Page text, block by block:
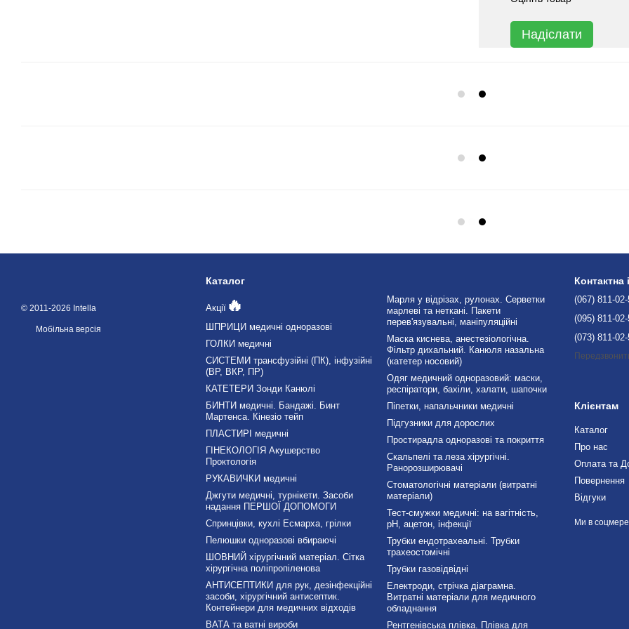
Надіслати
© 2011-2026 Intella
Мобільна версія
Каталог
Акції🔥
ШПРИЦИ медичні одноразові
ГОЛКИ медичні
СИСТЕМИ трансфузійні (ПК), інфузійні
(ВР, ВКР, ПР)
КАТЕТЕРИ Зонди Канюлі
БИНТИ медичні. Бандажі. Бинт
Мартенса. Кінезіо тейп
ПЛАСТИРІ медичні
ГІНЕКОЛОГІЯ Акушерство
Проктологія
РУКАВИЧКИ медичні
Джгути медичні, турнікети. Засоби
надання ПЕРШОЇ ДОПОМОГИ
Спринцівки, кухлі Есмарха, грілки
Пелюшки одноразові вбираючі
ШОВНИЙ хірургічний матеріал. Сітка
хірургічна поліпропіленова
АНТИСЕПТИКИ для рук, дезінфекційні
засоби, хірургічний антисептик.
Контейнери для медичних відходів
ВАТА та ватні вироби
Марля у відрізах, рулонах. Серветки
марлеві та неткані. Пакети
перев'язувальні, маніпуляційні
Маска киснева, анестезіологічна.
Фільтр дихальний. Канюля назальна
(катетер носовий)
Одяг медичний одноразовий: маски,
респіратори, бахіли, халати, шапочки
Піпетки, напальчники медичні
Підгузники для дорослих
Простирадла одноразові та покриття
Скальпелі та леза хірургічні.
Ранорозширювачі
Стоматологічні матеріали (витратні
матеріали)
Тест-смужки медичні: на вагітність,
рН, ацетон, інфекції
Трубки ендотрахеальні. Трубки
трахеостомічні
Трубки газовідвідні
Електроди, стрічка діаграмна.
Витратні матеріали для медичного
обладнання
Рентгенівська плівка. Плівка для
Контактна
(067) 811-
(095) 811-
(073) 811-
Клієнтам
Каталог
Про нас
Оплата та
Повернення
Відгуки
Ми в